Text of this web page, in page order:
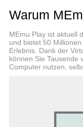
Coupon-
möglich.
Lieblingsmarkt
checken und
Warum
MEmu Play ist aktuell
und bietet 50
Erlebnis. Dank der
können Sie Tausende
Computer nutzen,